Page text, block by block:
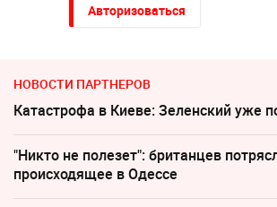
Авторизоваться
НОВОСТИ ПАРТНЕРОВ
Катастрофа в Киеве: Зеленский уже
"Никто не полезет": британцев
происходящее в Одессе